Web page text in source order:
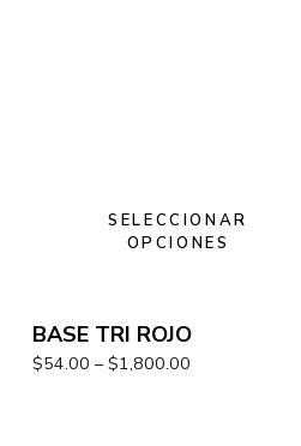
SELECCIONAR
OPCIONES
BASE TRI ROJO
$54.00 – $1,800.00